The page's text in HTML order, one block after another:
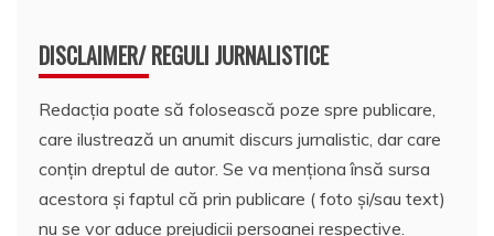
DISCLAIMER/ REGULI JURNALISTICE
Redacția poate să folosească poze spre publicare,
care ilustrează un anumit discurs jurnalistic, dar care
conțin dreptul de autor. Se va menționa însă sursa
acestora și faptul că prin publicare ( foto și/sau text)
nu se vor aduce prejudicii persoanei respective.